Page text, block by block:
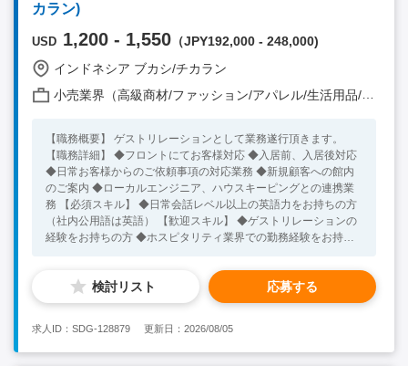
カラン)
USD 1,200 - 1,550 （JPY192,000 - 248,000)
インドネシア ブカシ/チカラン
小売業界（高級商材/ファッション/アパレル/生活用品/家電 他）
【職務概要】 ゲストリレーションとして業務遂行頂きます。
【職務詳細】 ◆フロントにてお客様対応 ◆入居前、入居後対応
◆日常お客様からのご依頼事項の対応業務 ◆新規顧客への館内
のご案内 ◆ローカルエンジニア、ハウスキーピングとの連携業
務 【必須スキル】 ◆日常会話レベル以上の英語力をお持ちの方
（社内公用語は英語） 【歓迎スキル】 ◆ゲストリレーションの
経験をお持ちの方 ◆ホスピタリティ業界での勤務経験をお持ち
検討リスト 応募する
求人ID：SDG-128879 更新日：2026/08/05